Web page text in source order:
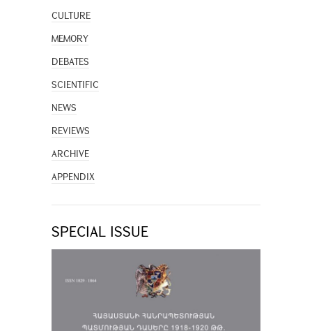
CULTURE
MEMORY
DEBATES
SCIENTIFIC
NEWS
REVIEWS
ARCHIVE
APPENDIX
SPECIAL ISSUE